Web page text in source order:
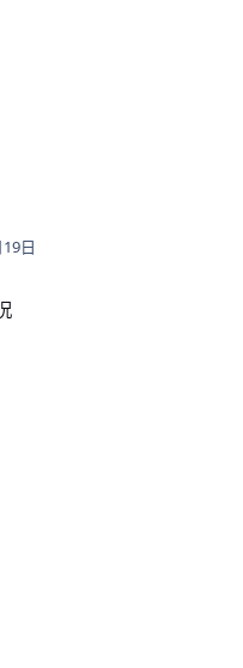
日